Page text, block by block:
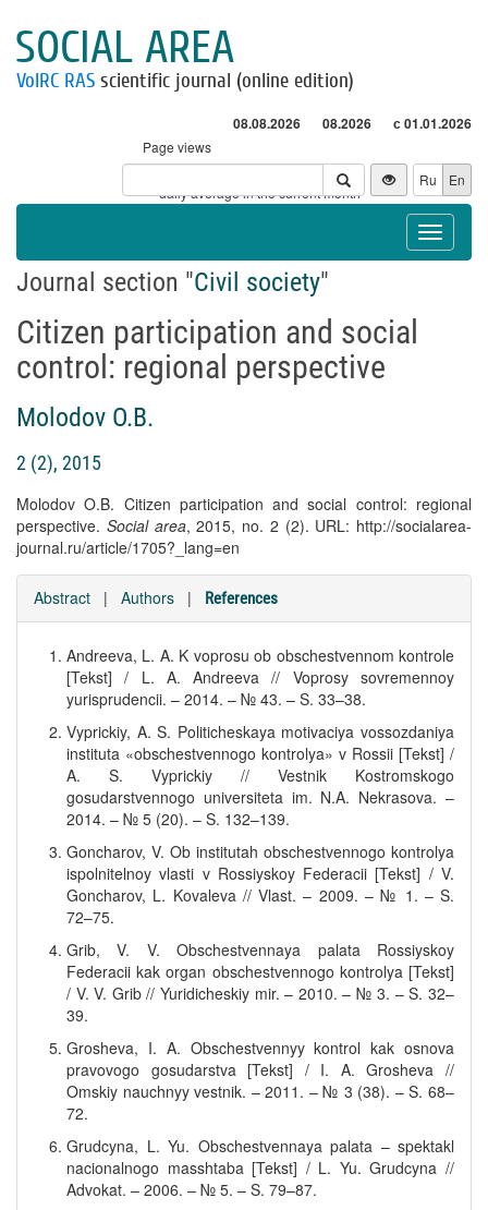
SOCIAL AREA
VolRC RAS scientific journal (online edition)
08.08.2026 08.2026 с 01.01.2026
Page views
Visitors
* - daily average in the current month
Ru En
Toggle
Journal section "Civil society"
Citizen participation and social
control: regional perspective
Molodov O.B.
2 (2), 2015
Molodov O.B. Citizen participation and social control: regional
perspective. Social area, 2015, no. 2 (2). URL: http://socialarea-
journal.ru/article/1705?_lang=en
Abstract | Authors | References
Andreeva, L. A. K voprosu ob obschestvennom kontrole
[Tekst] / L. A. Andreeva // Voprosy sovremennoy
yurisprudencii. – 2014. – № 43. – S. 33–38.
Vyprickiy, A. S. Politicheskaya motivaciya vossozdaniya
instituta «obschestvennogo kontrolya» v Rossii [Tekst] /
A. S. Vyprickiy // Vestnik Kostromskogo
gosudarstvennogo universiteta im. N.A. Nekrasova. –
2014. – № 5 (20). – S. 132–139.
Goncharov, V. Ob institutah obschestvennogo kontrolya
ispolnitelnoy vlasti v Rossiyskoy Federacii [Tekst] / V.
Goncharov, L. Kovaleva // Vlast. – 2009. – № 1. – S.
72–75.
Grib, V. V. Obschestvennaya palata Rossiyskoy
Federacii kak organ obschestvennogo kontrolya [Tekst]
/ V. V. Grib // Yuridicheskiy mir. – 2010. – № 3. – S. 32–
39.
Grosheva, I. A. Obschestvennyy kontrol kak osnova
pravovogo gosudarstva [Tekst] / I. A. Grosheva //
Omskiy nauchnyy vestnik. – 2011. – № 3 (38). – S. 68–
72.
Grudcyna, L. Yu. Obschestvennaya palata – spektakl
nacionalnogo masshtaba [Tekst] / L. Yu. Grudcyna //
Advokat. – 2006. – № 5. – S. 79–87.